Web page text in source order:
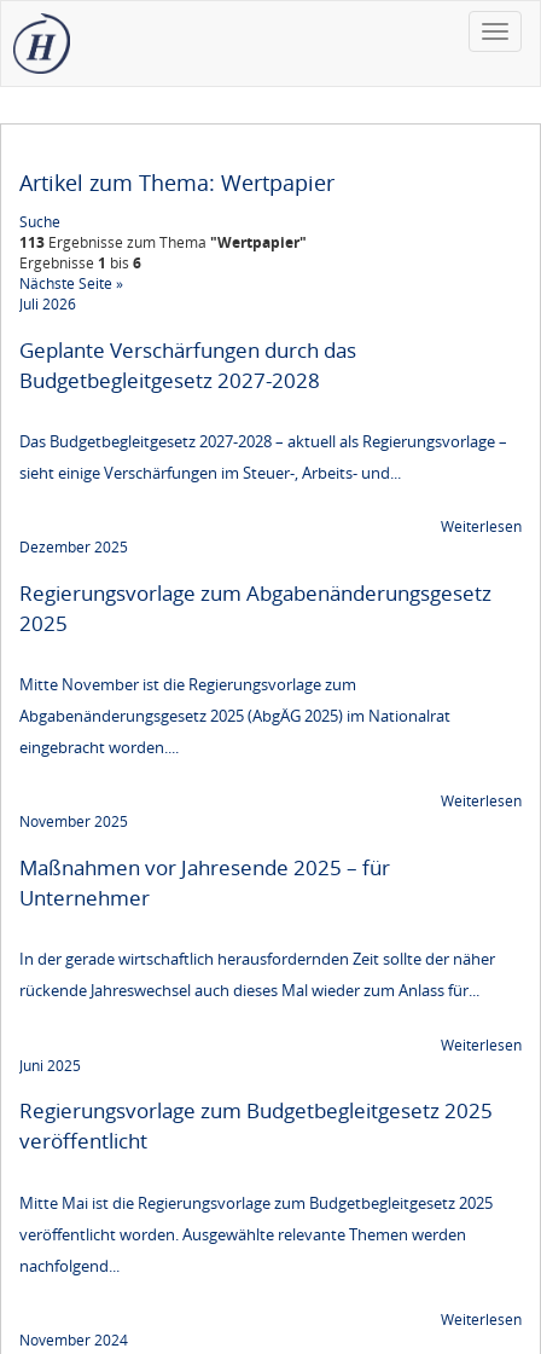
Toggle
Artikel zum Thema: Wertpapier
Suche
113 Ergebnisse zum Thema "Wertpapier"
Ergebnisse 1 bis 6
Nächste Seite »
Juli 2026
Geplante Verschärfungen durch das
Budgetbegleitgesetz 2027-2028
Das Budgetbegleitgesetz 2027-2028 – aktuell als Regierungsvorlage –
sieht einige Verschärfungen im Steuer-, Arbeits- und...
Weiterlesen
Dezember 2025
Regierungsvorlage zum Abgaben­änderungs­gesetz
2025
Mitte November ist die Regierungsvorlage zum
Abgabenänderungsgesetz 2025 (AbgÄG 2025) im Nationalrat
eingebracht worden....
Weiterlesen
November 2025
Maßnahmen vor Jahresende 2025 – für
Unternehmer
In der gerade wirtschaftlich herausfordernden Zeit sollte der näher
rückende Jahreswechsel auch dieses Mal wieder zum Anlass für...
Weiterlesen
Juni 2025
Regierungsvorlage zum Budgetbegleitgesetz 2025
veröffentlicht
Mitte Mai ist die Regierungsvorlage zum Budgetbegleitgesetz 2025
veröffentlicht worden. Ausgewählte relevante Themen werden
nachfolgend...
Weiterlesen
November 2024